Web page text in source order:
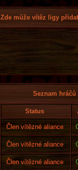
Zde může vítěz ligy
Seznam
Status
Člen vítězné aliance
Člen vítězné aliance
Člen vítězné aliance